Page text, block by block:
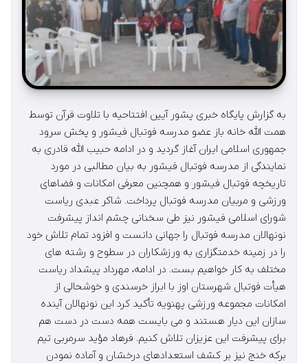
به گزارش پایگاه خبری پشور آیین افتتاحیه با تلاوت قرآن توسط
همت الله خانه باز عضو مدرسه فوتبال فیشور و پخش سرود
جمهوری اسلامی ایران آغاز گردید و در ادامه حبیب الله قادری به
نمایندگی از مدرسه فوتبال فیشور به بیان مطالبی در مورد
تاریخچه فوتبال فیشور و همچنین معرفی امکانات و فضاهای
ورزشی و مربیان مدرسه فوتبال پرداخت. شاکر عبدی ریاست
شورای اسلامی فیشور نیز طی سخنانی چشم انداز پیشرفت
نونهالان مدرسه فوتبال را جهانی دانست و افزود تمام تلاش خود
را در زمینه خدمتگزاری به ورزشکاران در سطوح و رشته های
مختلف به کار خواهیم بست. در ادامه، مهرداد پیشداد ریاست
هیأت فوتبال شهرستان اوز با ابراز خرسندی و خوشحالی از
امکانات مجموعه ورزشی پهنویه تأکید کرد این نونهالان آینده
سازان این دیار هستند و می بایست همه دست در دست هم
برای پیشرفت این عزیزان تلاش کنیم. فرهاد مؤید سرمربی تیم
برکه خنج نیز بر کشف استعدادهای درخشان و آماده نمودن